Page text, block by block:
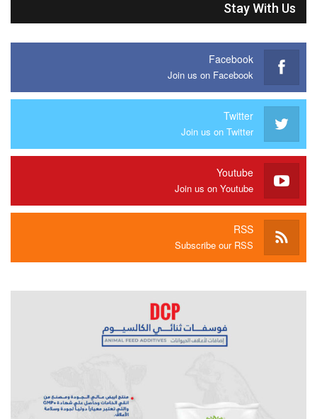
Stay With Us
Facebook
Join us on Facebook
Twitter
Join us on Twitter
Youtube
Join us on Youtube
RSS
Subscribe our RSS